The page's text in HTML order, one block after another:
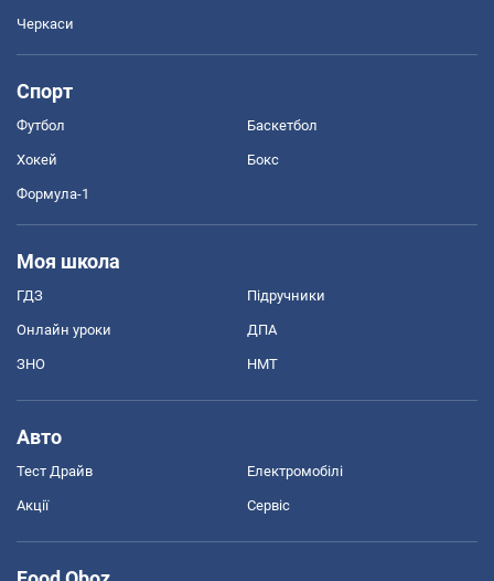
Черкаси
Спорт
Футбол Баскетбол
Хокей Бокс
Формула-1
Моя школа
ГДЗ Підручники
Онлайн уроки ДПА
ЗНО НМТ
Авто
Тест Драйв Електромобілі
Акції Сервіс